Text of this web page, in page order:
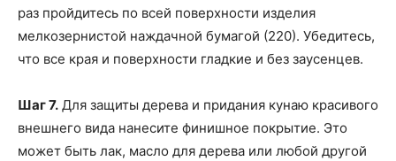
раз пройдитесь по всей поверхности изделия
мелкозернистой наждачной бумагой (220). Убедитесь,
что все края и поверхности гладкие и без заусенцев.
Шаг 7. Для защиты дерева и придания кунаю красивого
внешнего вида нанесите финишное покрытие. Это
может быть лак, масло для дерева или любой другой